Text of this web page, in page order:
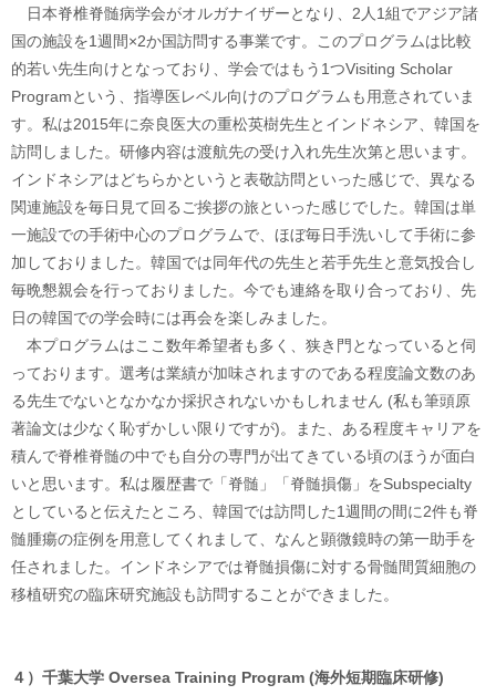
日本脊椎脊髄病学会がオルガナイザーとなり、2人1組でアジア諸
国の施設を1週間×2か国訪問する事業です。このプログラムは比較
的若い先生向けとなっており、学会ではもう1つVisiting Scholar
Programという、指導医レベル向けのプログラムも用意されていま
す。私は2015年に奈良医大の重松英樹先生とインドネシア、韓国を
訪問しました。研修内容は渡航先の受け入れ先生次第と思います。
インドネシアはどちらかというと表敬訪問といった感じで、異なる
関連施設を毎日見て回るご挨拶の旅といった感じでした。韓国は単
一施設での手術中心のプログラムで、ほぼ毎日手洗いして手術に参
加しておりました。韓国では同年代の先生と若手先生と意気投合し
毎晩懇親会を行っておりました。今でも連絡を取り合っており、先
日の韓国での学会時には再会を楽しみました。
本プログラムはここ数年希望者も多く、狭き門となっていると伺
っております。選考は業績が加味されますのである程度論文数のあ
る先生でないとなかなか採択されないかもしれません (私も筆頭原
著論文は少なく恥ずかしい限りですが)。また、ある程度キャリアを
積んで脊椎脊髄の中でも自分の専門が出てきている頃のほうが面白
いと思います。私は履歴書で「脊髄」「脊髄損傷」をSubspecialty
としていると伝えたところ、韓国では訪問した1週間の間に2件も脊
髄腫瘍の症例を用意してくれまして、なんと顕微鏡時の第一助手を
任されました。インドネシアでは脊髄損傷に対する骨髄間質細胞の
移植研究の臨床研究施設も訪問することができました。
４）千葉大学 Oversea Training Program (海外短期臨床研修)